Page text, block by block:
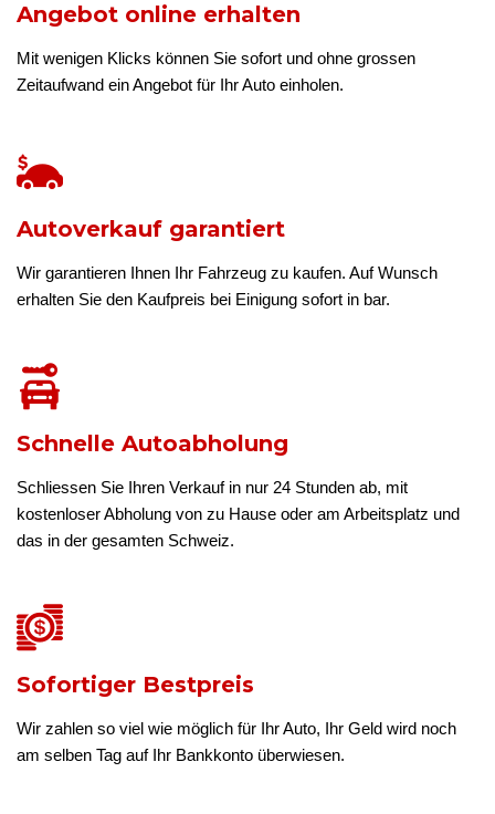
Angebot online erhalten
Mit wenigen Klicks können Sie sofort und ohne grossen
Zeitaufwand ein Angebot für Ihr Auto einholen.
Autoverkauf garantiert
Wir garantieren Ihnen Ihr Fahrzeug zu kaufen. Auf Wunsch
erhalten Sie den Kaufpreis bei Einigung sofort in bar.
Schnelle Autoabholung
Schliessen Sie Ihren Verkauf in nur 24 Stunden ab, mit
kostenloser Abholung von zu Hause oder am Arbeitsplatz und
das in der gesamten Schweiz.
Sofortiger Bestpreis
Wir zahlen so viel wie möglich für Ihr Auto, Ihr Geld wird noch
am selben Tag auf Ihr Bankkonto überwiesen.